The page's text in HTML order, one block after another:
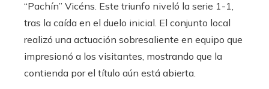
“Pachín” Vicéns. Este triunfo niveló la serie 1-1,
tras la caída en el duelo inicial. El conjunto local
realizó una actuación sobresaliente en equipo que
impresionó a los visitantes, mostrando que la
contienda por el título aún está abierta.